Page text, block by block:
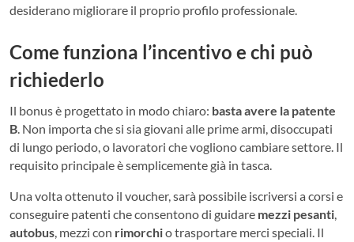
desiderano migliorare il proprio profilo professionale.
Come funziona l’incentivo e chi può
richiederlo
Il bonus è progettato in modo chiaro: basta avere la patente
B . Non importa che si sia giovani alle prime armi, disoccupati
di lungo periodo, o lavoratori che vogliono cambiare settore. Il
requisito principale è semplicemente già in tasca.
Una volta ottenuto il voucher, sarà possibile iscriversi a corsi e
conseguire patenti che consentono di guidare mezzi pesanti
autobus , mezzi con rimorchio trasportare merci speciali. Il